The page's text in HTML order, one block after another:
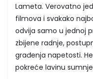
Lameta. Verovatno
filmova i svakako
odvija samo u jednoj
zbijene radnje,
građenja napetosti.
pokreće lavinu